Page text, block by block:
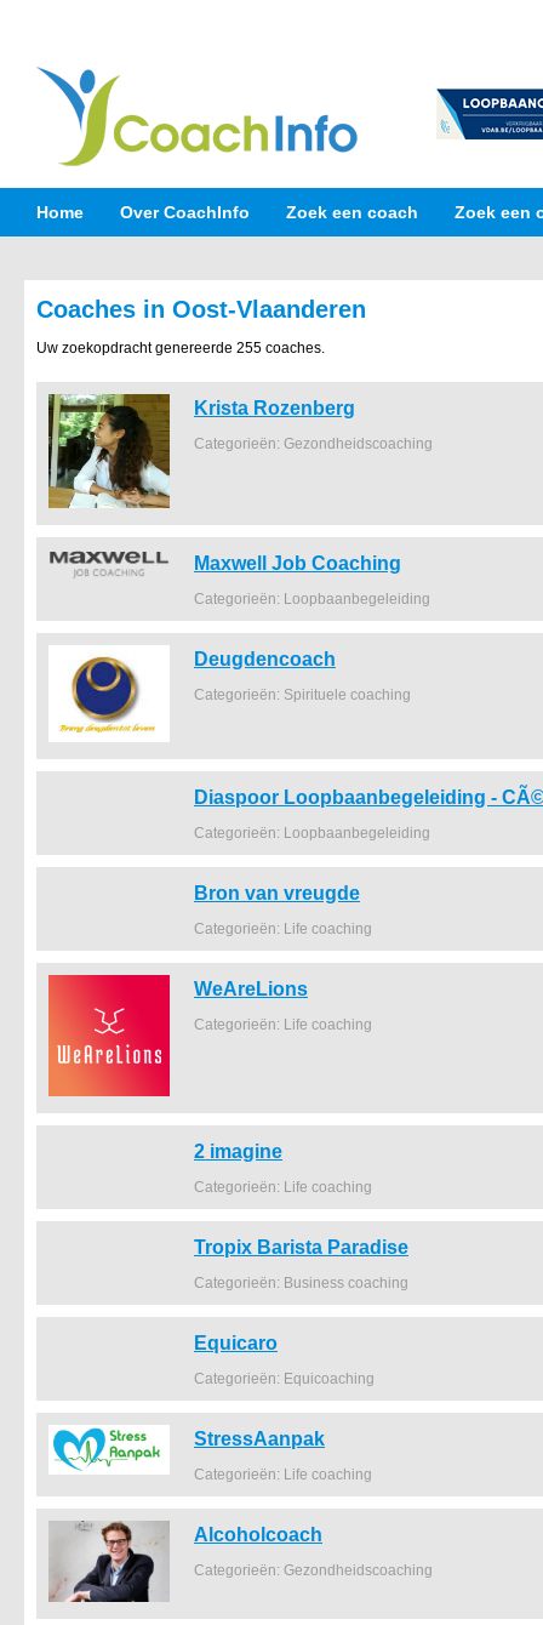
Home Over CoachInfo Zoek een coach Zoek een
Coaches in Oost-Vlaanderen
Uw zoekopdracht genereerde 255 coaches.
Krista Rozenberg
Categorieën: Gezondheidscoaching
Maxwell Job Coaching
Categorieën: Loopbaanbegeleiding
Deugdencoach
Categorieën: Spirituele coaching
Diaspoor Loopbaanbegeleiding -
Categorieën: Loopbaanbegeleiding
Bron van vreugde
Categorieën: Life coaching
WeAreLions
Categorieën: Life coaching
2 imagine
Categorieën: Life coaching
Tropix Barista Paradise
Categorieën: Business coaching
Equicaro
Categorieën: Equicoaching
StressAanpak
Categorieën: Life coaching
Alcoholcoach
Categorieën: Gezondheidscoaching